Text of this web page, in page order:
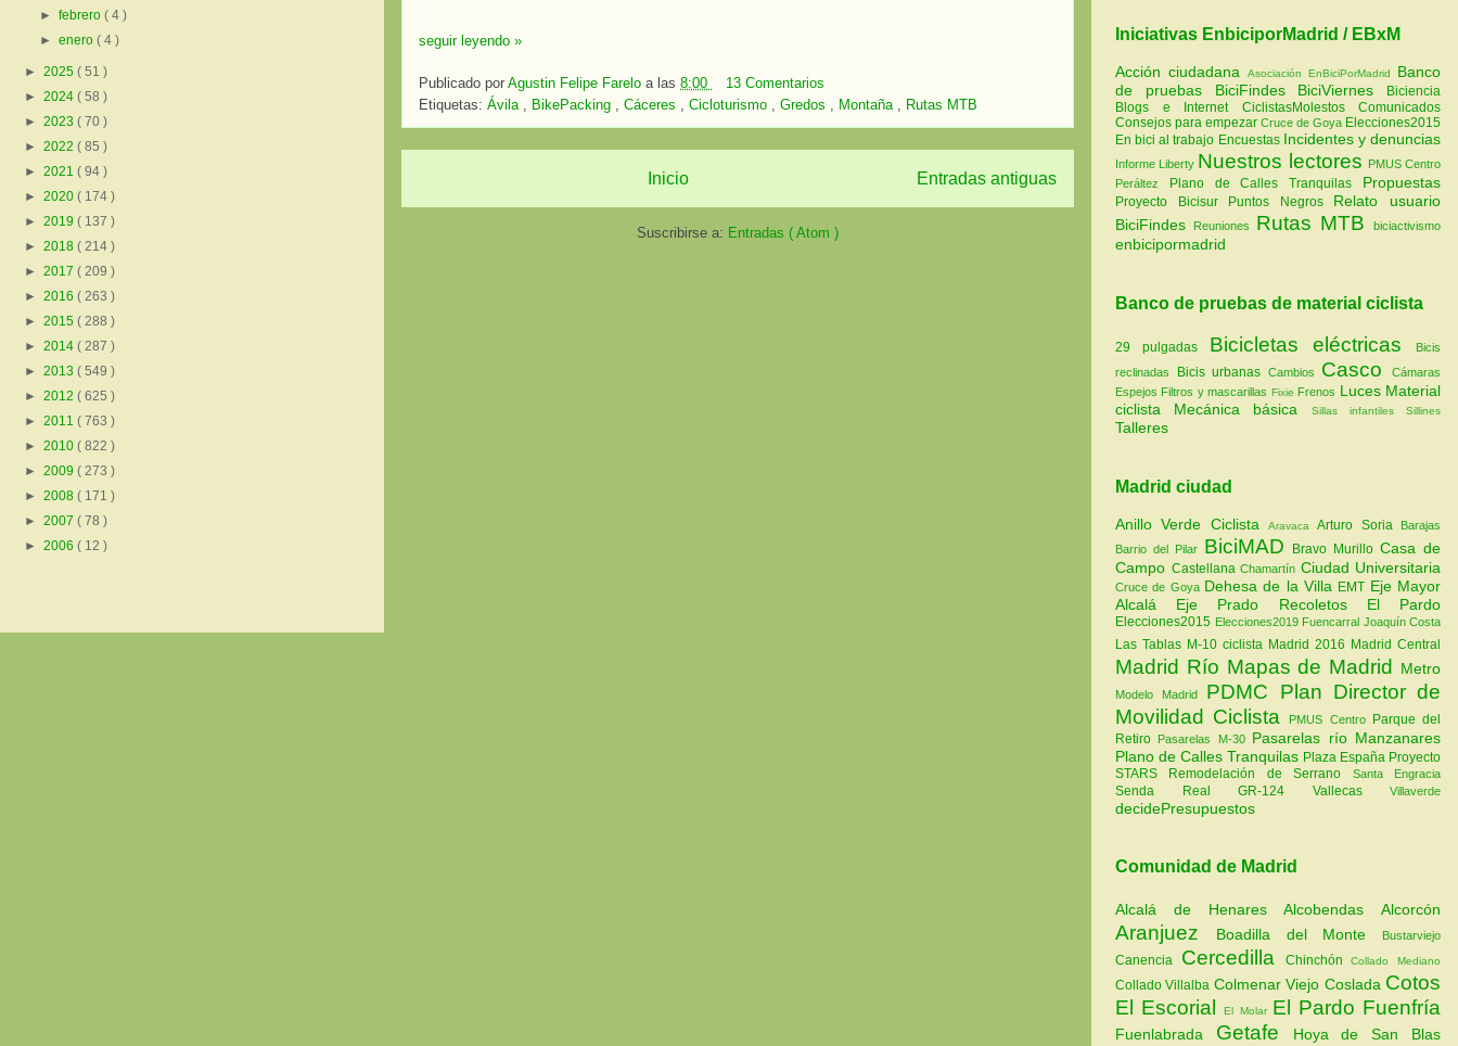
seguir leyendo »
Publicado por Agustin Felipe Farelo a las 8:00
13 Comentarios
Etiquetas: Ávila BikePacking Cáceres Cicloturismo Gredos Montaña Rutas MTB
Entradas antiguas
Inicio
Suscribirse a: Entradas ( Atom )
►febrero( 4 )
►enero( 4 )
► 2025 ( 51 )
► 2024 ( 58 )
► 2023 ( 70 )
► 2022 ( 85 )
► 2021 ( 94 )
► 2020 ( 174 )
► 2019 ( 137 )
► 2018 ( 214 )
► 2017 ( 209 )
► 2016 ( 263 )
► 2015 ( 288 )
► 2014 ( 287 )
► 2013 ( 549 )
► 2012 ( 625 )
► 2011 ( 763 )
► 2010 ( 822 )
► 2009 ( 273 )
► 2008 ( 171 )
► 2007 ( 78 )
► 2006 ( 12 )
Iniciativas EnbiciporMadrid / EBxM
Acción ciudadana Asociación EnBiciPorMadrid
Banco
de pruebas
BiciFindes BiciViernes
Biciencia
Blogs e Internet
CiclistasMolestos
Comunicados
Consejos para empezar Cruce de Goya Elecciones2015
En bici al trabajo Encuestas Incidentes y denuncias
Informe Liberty Nuestros lectores
PMUS Centro
Peráltez
Plano de Calles Tranquilas Propuestas
Proyecto Bicisur Puntos Negros
Relato usuario
BiciFindes
Reuniones Rutas MTB biciactivismo
enbicipormadrid
Banco de pruebas de material ciclista
29 pulgadas Bicicletas eléctricas
Bicis
reclinadas
Bicis urbanas Cambios Casco
Cámaras
Espejos Filtros y mascarillas Fixie Frenos Luces Material
ciclista
Mecánica básica Sillas infantiles Sillines
Talleres
Madrid ciudad
Anillo Verde Ciclista AravacaArturo Soria
Barajas
Barrio del Pilar BiciMAD Bravo MurilloCasa de
Campo Castellana Chamartín Ciudad Universitaria
Cruce de Goya Dehesa de la Villa EMT Eje Mayor
Alcalá Eje Prado Recoletos El Pardo
Elecciones2015 Elecciones2019 Fuencarral Joaquín Costa
Las Tablas M-10 ciclista Madrid 2016 Madrid Central
Madrid Río Mapas de Madrid Metro
Modelo Madrid PDMC Plan Director de
Movilidad Ciclista
PMUS Centro Parque del
Retiro Pasarelas M-30 Pasarelas río Manzanares
Plano de Calles Tranquilas Plaza España Proyecto
STARS Remodelación de Serrano Santa Engracia
Senda Real GR-124 Vallecas Villaverde
decidePresupuestos
Comunidad de Madrid
Alcalá de HenaresAlcobendas Alcorcón
Aranjuez Boadilla del Monte Bustarviejo
Canencia Cercedilla ChinchónCollado Mediano
Collado Villalba Colmenar Viejo Coslada Cotos
El EscorialEl Molar El Pardo Fuenfría
Fuenlabrada Getafe Hoya de San Blas